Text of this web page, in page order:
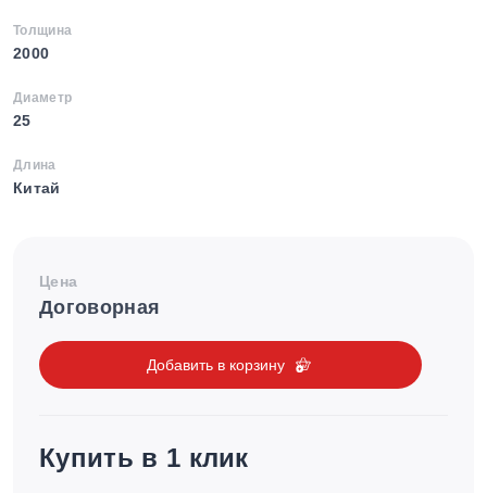
Толщина
2000
Диаметр
25
Длина
Китай
Цена
Договорная
Добавить в корзину
Купить в 1 клик